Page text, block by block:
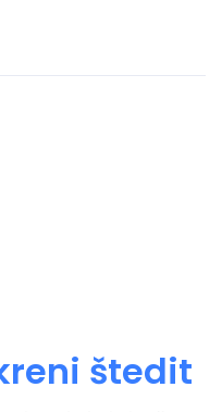
štedit